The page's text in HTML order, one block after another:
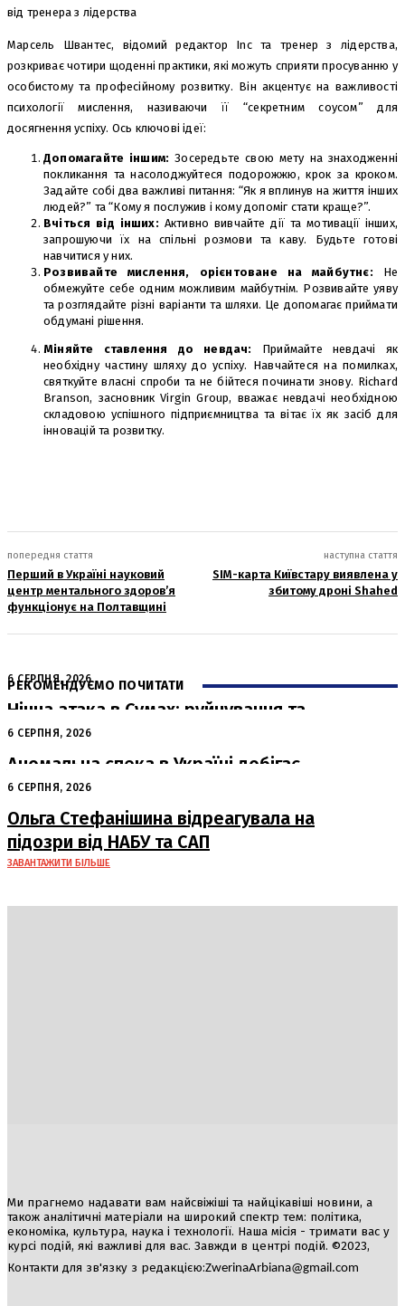
від тренера з лідерства
Марсель Швантес, відомий редактор Inc та тренер з лідерства,
розкриває чотири щоденні практики, які можуть сприяти просуванню у
особистому та професійному розвитку. Він акцентує на важливості
психології мислення, називаючи її “секретним соусом” для
досягнення успіху. Ось ключові ідеї:
Допомагайте іншим: Зосередьте свою мету на знаходженні
покликання та насолоджуйтеся подорожжю, крок за кроком.
Задайте собі два важливі питання: “Як я вплинув на життя інших
людей?” та “Кому я послужив і кому допоміг стати краще?”.
Вчіться від інших: Активно вивчайте дії та мотивації інших,
запрошуючи їх на спільні розмови та каву. Будьте готові
навчитися у них.
Розвивайте мислення, орієнтоване на майбутнє: Не
обмежуйте себе одним можливим майбутнім. Розвивайте уяву
та розглядайте різні варіанти та шляхи. Це допомагає приймати
обдумані рішення.
Міняйте ставлення до невдач:
Приймайте невдачі як
необхідну частину шляху до успіху. Навчайтеся на помилках,
святкуйте власні спроби та не бійтеся починати знову. Richard
Branson, засновник Virgin Group, вважає невдачі необхідною
складовою успішного підприємництва та вітає їх як засіб для
інновацій та розвитку.
попередня стаття
Перший в Україні науковий
центр ментального здоров’я
функціонує на Полтавщині
наступна стаття
SIM-карта Київстару виявлена у
збитому дроні Shahed
РЕКОМЕНДУЄМО ПОЧИТАТИ
6 СЕРПНЯ, 2026
Нічна атака в Сумах: руйнування та
жертви від російських авіабомб
6 СЕРПНЯ, 2026
Аномальна спека в Україні добігає
кінця: очікується похолодання
6 СЕРПНЯ, 2026
Ольга Стефанішина відреагувала на
підозри від НАБУ та САП
ЗАВАНТАЖИТИ БІЛЬШЕ
Ми прагнемо надавати вам найсвіжіші та найцікавіші новини, а
також аналітичні матеріали на широкий спектр тем: політика,
економіка, культура, наука і технології. Наша місія - тримати вас у
курсі подій, які важливі для вас. Завжди в центрі подій. ©2023,
Контакти для зв'язку з редакцією:ZwerinaArbiana@gmail.com